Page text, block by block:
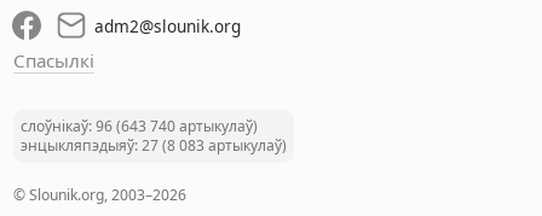
adm2@slounik.org
Спасылкі
слоўнікаў: 96 (643 740 артыкулаў)
энцыкляпэдыяў: 27 (8 083 артыкулаў)
© Slounik.org, 2003–2026